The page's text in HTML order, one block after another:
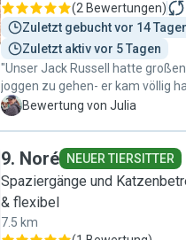
(2 Bewertungen)
Zuletzt gebucht vor 14
Zuletzt aktiv vor 5 Tagen
"Unser Jack Russell hatte
joggen zu gehen- er kam völlig
zurück! Zuverlässig, pünktlich
J Bewertung von Julia
9. Noré NEUER TIERSITTER
Spaziergänge und
& flexibel
7.5 km